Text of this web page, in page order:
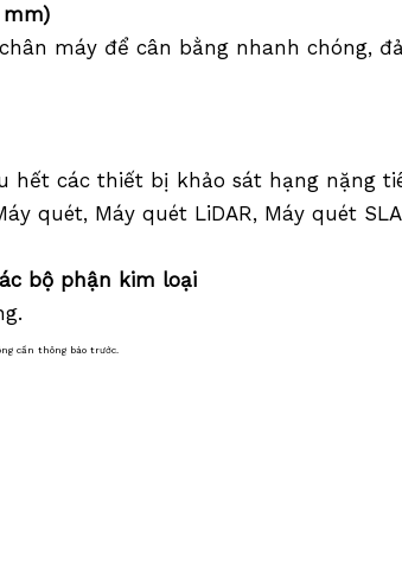
mm)
máy để cân bằng nhanh chóng,
hết các thiết bị khảo sát hạng nặng
quét, Máy quét LiDAR, Máy quét
bộ phận kim loại
cần thông báo trước.